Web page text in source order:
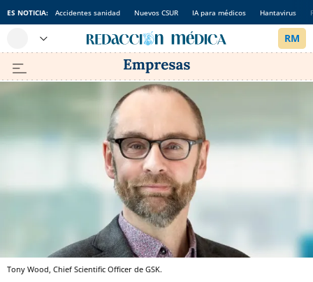
ES NOTICIA: Accidentes sanidad Nuevos CSUR IA para médicos Hantavirus
Tony Wood, Chief Scientific Officer de GSK.